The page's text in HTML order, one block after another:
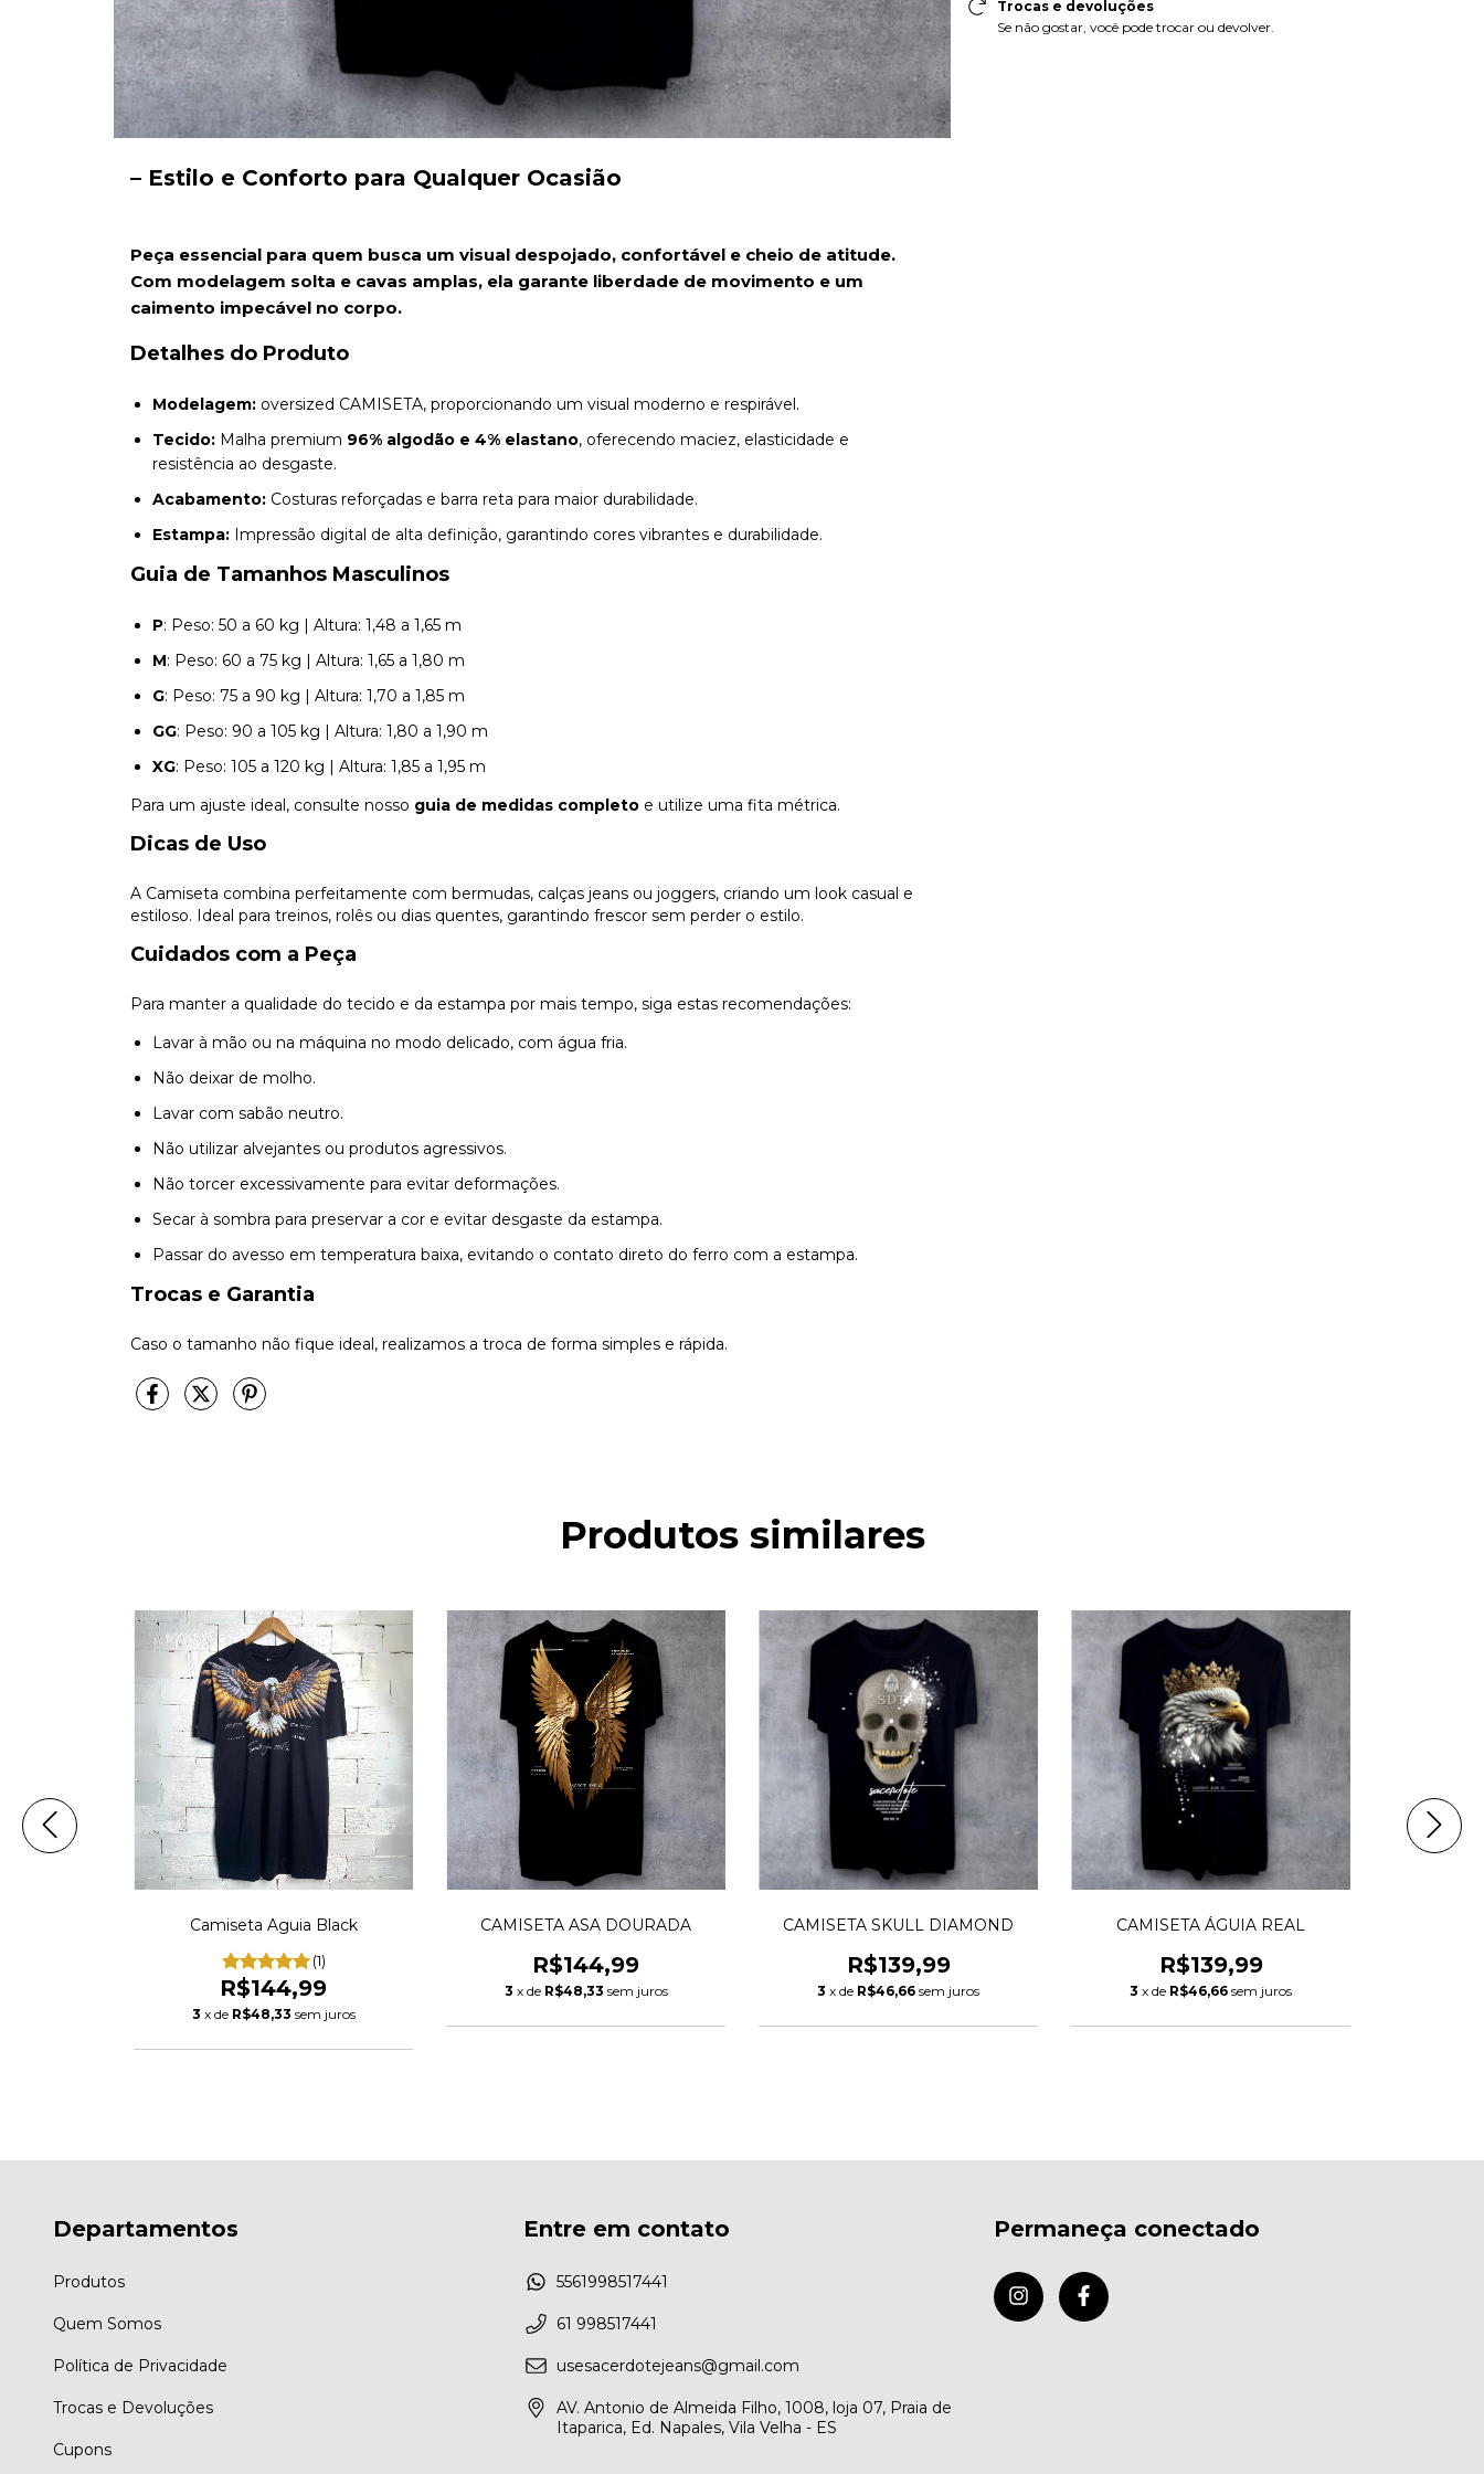
– Estilo e Conforto para Qualquer Ocasião
Peça essencial para quem busca um visual despojado, confortável e cheio de atitude.
Com modelagem solta e cavas amplas, ela garante liberdade de movimento e um
caimento impecável no corpo.
Detalhes do Produto
Modelagem: oversized CAMISETA, proporcionando um visual moderno e respirável.
Tecido: Malha premium 96% algodão e 4% elastano, oferecendo maciez, elasticidade e
resistência ao desgaste.
Acabamento: Costuras reforçadas e barra reta para maior durabilidade.
Estampa: Impressão digital de alta definição, garantindo cores vibrantes e durabilidade.
Guia de Tamanhos Masculinos
P: Peso: 50 a 60 kg | Altura: 1,48 a 1,65 m
M: Peso: 60 a 75 kg | Altura: 1,65 a 1,80 m
G: Peso: 75 a 90 kg | Altura: 1,70 a 1,85 m
GG: Peso: 90 a 105 kg | Altura: 1,80 a 1,90 m
XG: Peso: 105 a 120 kg | Altura: 1,85 a 1,95 m
Para um ajuste ideal, consulte nosso guia de medidas completo e utilize uma fita métrica.
Dicas de Uso
A Camiseta combina perfeitamente com bermudas, calças jeans ou joggers, criando um look casual e
estiloso. Ideal para treinos, rolês ou dias quentes, garantindo frescor sem perder o estilo.
Cuidados com a Peça
Para manter a qualidade do tecido e da estampa por mais tempo, siga estas recomendações:
Lavar à mão ou na máquina no modo delicado, com água fria.
Não deixar de molho.
Lavar com sabão neutro.
Não utilizar alvejantes ou produtos agressivos.
Não torcer excessivamente para evitar deformações.
Secar à sombra para preservar a cor e evitar desgaste da estampa.
Passar do avesso em temperatura baixa, evitando o contato direto do ferro com a estampa.
Trocas e Garantia
Caso o tamanho não fique ideal, realizamos a troca de forma simples e rápida.
Trocas e devoluções
Se não gostar, você pode trocar ou devolver.
Produtos similares
Camiseta Aguia Black
(1)
R$144,99
3 x de R$48,33 sem juros
CAMISETA ASA DOURADA
R$144,99
3 x de R$48,33 sem juros
CAMISETA SKULL DIAMOND
R$139,99
3 x de R$46,66 sem juros
CAMISETA ÁGUIA REAL
R$139,99
3 x de R$46,66 sem juros
Departamentos
Produtos
Quem Somos
Política de Privacidade
Trocas e Devoluções
Cupons
Entre em contato
5561998517441
61 998517441
usesacerdotejeans@gmail.com
AV. Antonio de Almeida Filho, 1008, loja 07, Praia de
Itaparica, Ed. Napales, Vila Velha - ES
Permaneça conectado